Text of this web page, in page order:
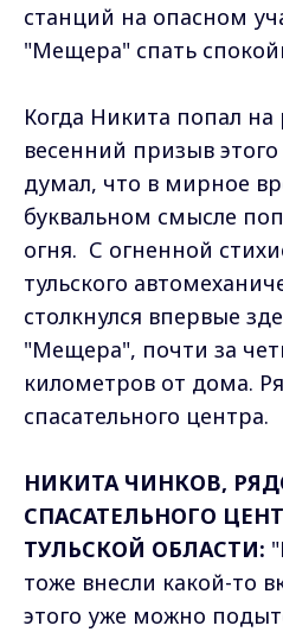
станций на опасном
"Мещера" спать
Когда Никита попал на
весенний призыв
думал, что в мирное
буквальном смысле
огня. С огненной
тульского
столкнулся впервые
"Мещера", почти за
километров от дома.
спасательного центра.
НИКИТА ЧИНКОВ,
СПАСАТЕЛЬНОГО
ТУЛЬСКОЙ ОБЛАСТИ:
тоже внесли какой-то
этого уже можно